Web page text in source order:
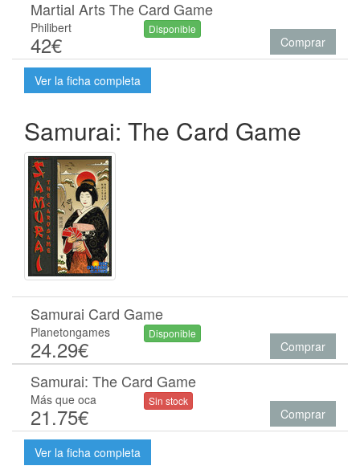
Martial Arts The Card Game
Philibert
42€
Disponible
Comprar
Ver la ficha completa
Samurai: The Card Game
Samurai Card Game
Planetongames
24.29€
Disponible
Comprar
Samurai: The Card Game
Más que oca
21.75€
Sin stock
Comprar
Ver la ficha completa